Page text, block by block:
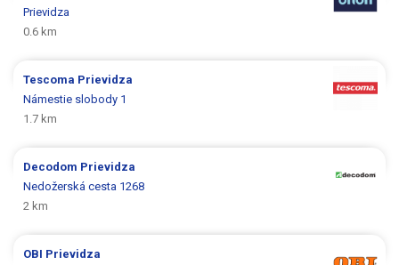
Prievidza
0.6 km
Tescoma Prievidza
Námestie slobody 1
1.7 km
Decodom Prievidza
Nedožerská cesta 1268
2 km
OBI Prievidza